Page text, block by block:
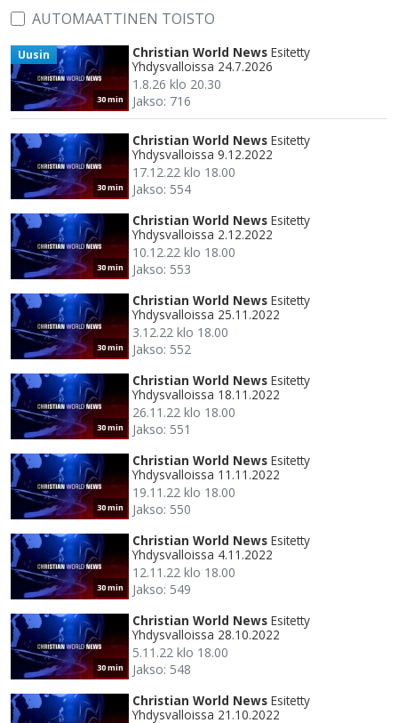
AUTOMAATTINEN TOISTO
30 min
Uusin Christian World News Esitetty
Yhdysvalloissa 24.7.2026
1.8.26 klo 20.30
Jakso: 716
30 min
Christian World News Esitetty
Yhdysvalloissa 9.12.2022
17.12.22 klo 18.00
Jakso: 554
30 min
Christian World News Esitetty
Yhdysvalloissa 2.12.2022
10.12.22 klo 18.00
Jakso: 553
30 min
Christian World News Esitetty
Yhdysvalloissa 25.11.2022
3.12.22 klo 18.00
Jakso: 552
30 min
Christian World News Esitetty
Yhdysvalloissa 18.11.2022
26.11.22 klo 18.00
Jakso: 551
30 min
Christian World News Esitetty
Yhdysvalloissa 11.11.2022
19.11.22 klo 18.00
Jakso: 550
30 min
Christian World News Esitetty
Yhdysvalloissa 4.11.2022
12.11.22 klo 18.00
Jakso: 549
30 min
Christian World News Esitetty
Yhdysvalloissa 28.10.2022
5.11.22 klo 18.00
Jakso: 548
Christian World News Esitetty
Yhdysvalloissa 21.10.2022